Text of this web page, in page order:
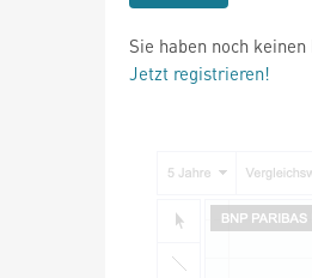
Sie haben noch
Jetzt registrieren!